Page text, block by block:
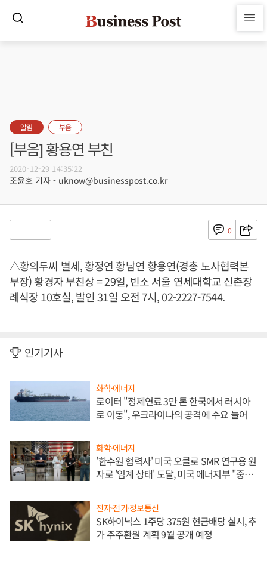
알림 부음
[부음] 황용연 부친
2020-12-29 14:35:22
조윤호 기자 - uknow@businesspost.co.kr
0
△황의두씨 별세, 황정연 황남연 황용연(경총 노사협력본
부장) 황경자 부친상 = 29일, 빈소 서울 연세대학교 신촌장
례식장 10호실, 발인 31일 오전 7시, 02-2227-7544.
인기기사
화학·에너지
로이터 "정제연료 3만 톤 한국에서 러시아
로 이동", 우크라이나의 공격에 수요 늘어
화학·에너지
'한수원 협력사' 미국 오클로 SMR 연구용 원
자로 '임계 상태' 도달, 미국 에너지부 "중요
전자·전기·정보통신
SK하이닉스 1주당 375원 현금배당 실시, 추
가 주주환원 계획 9월 공개 예정